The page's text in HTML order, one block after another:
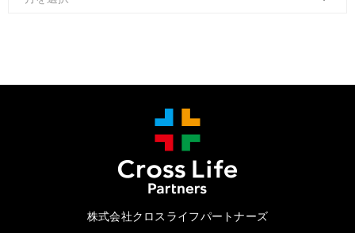
株式会社クロスライフパートナーズ